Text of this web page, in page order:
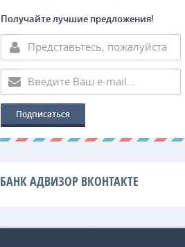
Получайте лучшие предложения!
БАНК АДВИЗОР ВКОНТАКТЕ